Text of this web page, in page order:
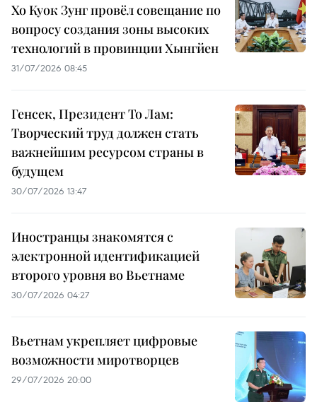
Хо Куок Зунг провёл совещание по
вопросу создания зоны высоких
технологий в провинции Хынгйен
31/07/2026 08:45
Генсек, Президент То Лам:
Творческий труд должен стать
важнейшим ресурсом страны в
будущем
30/07/2026 13:47
Иностранцы знакомятся с
электронной идентификацией
второго уровня во Вьетнаме
30/07/2026 04:27
Вьетнам укрепляет цифровые
возможности миротворцев
29/07/2026 20:00